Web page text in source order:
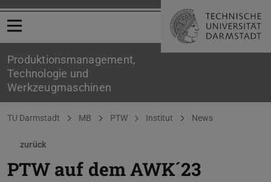
Menü öffnen
Produktionsmanagement,
Technologie und
Werkzeugmaschinen
Sie befinden sich hier:
TU Darmstadt MB PTW Institut News
zurück
PTW auf dem AWK´23